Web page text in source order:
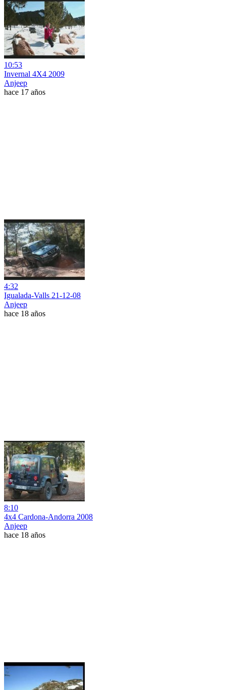
10:53
Invernal 4X4 2009
Anjeep
hace 17 años
4:32
Igualada-Valls 21-12-08
Anjeep
hace 18 años
8:10
4x4 Cardona-Andorra 2008
Anjeep
hace 18 años